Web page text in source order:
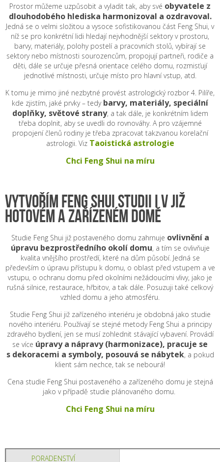
Prostor můžeme uzpůsobit a vyladit tak, aby své obyvatele z
dlouhodobého hlediska harmonizoval a ozdravoval.
Jedná se o velmi složitou a vysoce sofistikovanou část Feng Shui, v
níž se pro konkrétní lidi hledají nejvhodnější sektory v prostoru,
barvy, materiály, polohy postelí a pracovních stolů, vybírají se
sektory nebo místnosti sourozencům, propojují partneři, rodiče a
děti, dále se určuje přesná orientace celého domu, rozmisťují
jednotlivé místnosti, určuje místo pro hlavní vstup, atd.
K tomu je mimo jiné nezbytné provést astrologický rozbor 4. Pilíře,
kde zjistím, jaké prvky – tedy barvy, materiály, speciální
doplňky, světové strany, a tak dále, je konkrétním lidem
třeba doplnit, aby se uvedli do rovnováhy. A pro vzájemné
propojení členů rodiny je třeba zpracovat takzvanou korelační
astrologii. Viz Taoistická astrologie
Chci Feng Shui na míru
VYTVOŘÍM FENG SHUI STUDII I V JIŽ
HOTOVÉM A ZAŘÍZENÉM DOMĚ
Studie Feng Shui již postaveného domu zahrnuje ovlivnění a
úpravu bezprostředníhookolí domu, a tím se ovlivňuje
kvalita vnějšího prostředí, které na dům působí. Jedná se
především o úpravu přístupu k domu, o oblast před vstupem a ve
vstupu, o ochranu domu před okolními nežádoucími vlivy, jako je
rušná silnice, restaurace, hřbitov, a tak dále. Posuzuji také celkový
vzhled domu a jeho atmosféru.
Studie Feng Shui již zařízeného interiéru je obdobná jako studie
nového interiéru. Používají se stejné metody Feng Shui a principy
zdravého bydlení, jen se musí zohlednit stávající vybavení. Provádí
se více úpravy a nápravy (harmonizace), pracuje se
s dekoracemi a symboly, posouvá se nábytek, a pokud
klient sám nechce, tak se nebourá!
Cena studie Feng Shui postaveného a zařízeného domu je stejná
jako v případě studie plánovaného domu.
Chci Feng Shui na míru
PORADENSTVÍ